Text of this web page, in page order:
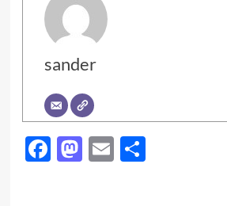
sander
Facebook
Mastodon
EmailPartager